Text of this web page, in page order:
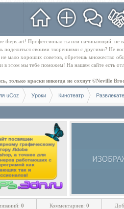
theps.art! Профессионал ты или начинающий,
поделиться своими творениями с другими? Не
не мало хороших советов, обретешь множество
в этом мы тебе поможем! На нашем сайте есть
только краски никогда не сохнут ©Neville
uCoz Уроки Кинотеатр
0 Комментариев: 0